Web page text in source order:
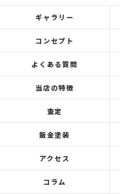
ギャラリー
コンセプト
よくある質問
当店の特徴
査定
鈑金塗装
アクセス
コラム